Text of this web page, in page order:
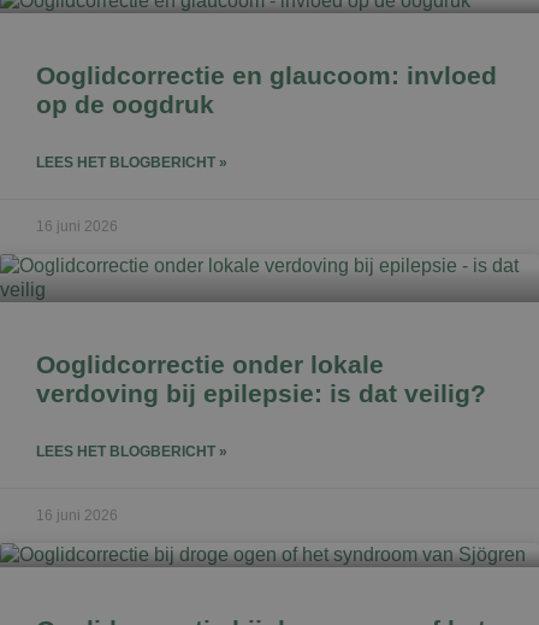
Ooglidcorrectie en glaucoom: invloed
op de oogdruk
LEES HET BLOGBERICHT »
16 juni 2026
Ooglidcorrectie onder lokale
verdoving bij epilepsie: is dat veilig?
LEES HET BLOGBERICHT »
16 juni 2026